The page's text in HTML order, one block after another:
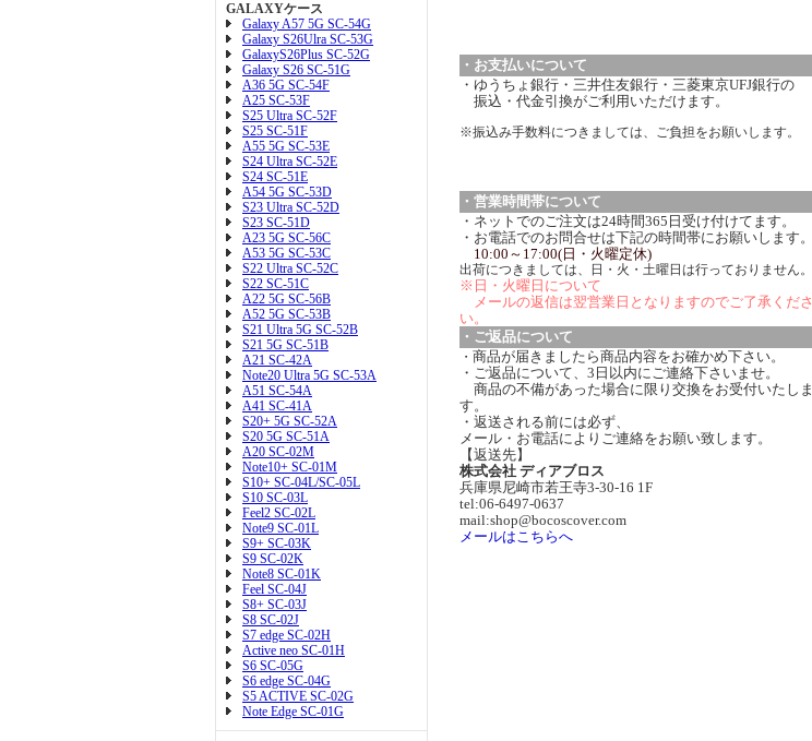
GALAXYケース
Galaxy A57 5G SC-54G
Galaxy S26Ulra SC-53G
GalaxyS26Plus SC-52G
Galaxy S26 SC-51G
A36 5G SC-54F
A25 SC-53F
S25 Ultra SC-52F
S25 SC-51F
A55 5G SC-53E
S24 Ultra SC-52E
S24 SC-51E
A54 5G SC-53D
S23 Ultra SC-52D
S23 SC-51D
A23 5G SC-56C
A53 5G SC-53C
S22 Ultra SC-52C
S22 SC-51C
A22 5G SC-56B
A52 5G SC-53B
S21 Ultra 5G SC-52B
S21 5G SC-51B
A21 SC-42A
Note20 Ultra 5G SC-53A
A51 SC-54A
A41 SC-41A
S20+ 5G SC-52A
S20 5G SC-51A
A20 SC-02M
Note10+ SC-01M
S10+ SC-04L/SC-05L
S10 SC-03L
Feel2 SC-02L
Note9 SC-01L
S9+ SC-03K
S9 SC-02K
Note8 SC-01K
Feel SC-04J
S8+ SC-03J
S8 SC-02J
S7 edge SC-02H
Active neo SC-01H
S6 SC-05G
S6 edge SC-04G
S5 ACTIVE SC-02G
Note Edge SC-01G
・お支払いについて
・ゆうちょ銀行・三井住友銀行・三菱東京UFJ銀行の
振込・代金引換がご利用いただけます。
※振込み手数料につきましては、ご負担をお願いします。
・営業時間帯について
・ネットでのご注文は24時間365日受け付けてます。
・お電話でのお問合せは下記の時間帯にお願いします。
10:00～17:00(日・火曜定休)
出荷につきましては、日・火・土曜日は行っておりません。
※日・火曜日について
メールの返信は翌営業日となりますのでご了承くださ
い。
・ご返品について
・ 商品が届きましたら商品内容をお確かめ下さい。
・ご返品について、3日以内にご連絡下さいませ。
商品の不備があった場合に限り交換をお受付いたしま
す。
・返送される前には必ず、
メール・お電話によりご連絡をお願い致します。
【返送先】
株式会社 ディアブロス
兵庫県尼崎市若王寺3-30-16 1F
tel:06-6497-0637
mail:shop@bocoscover.com
メールはこちらへ